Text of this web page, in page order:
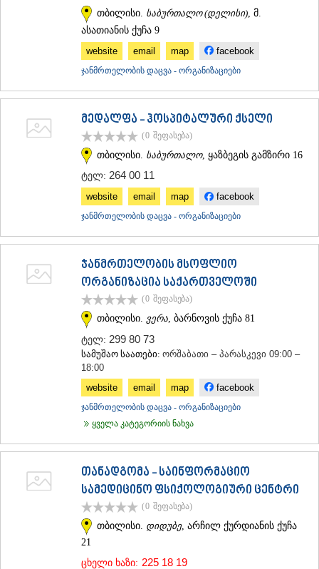
ᲜᲘᲜᲝᲬᲛᲘᲜᲓᲐ
ᲥᲕᲔᲛᲝ ᲥᲐᲠᲗᲚᲘ
ᲑᲝᲚᲜᲘᲡᲘ
ᲓᲛᲐᲜᲘᲡᲘ
ᲗᲔᲗᲠᲘᲬᲧᲐᲠᲝ
ᲥᲐᲠᲔᲚᲘ
ᲡᲐᲥᲐᲠᲗᲕᲔᲚᲝ
თბილისი. საბურთალო (დელისი) , მ.
ასათიანის ქუჩა 9
website
email map facebook
ჯანმრთელობის დაცვა - ორგანიზაციები
მედალფა - ჰოსპიტალური ქსელი
(0 შეფასება)
თბილისი. საბურთალო, ყაზბეგის გამზირი 16
ტელ: 264 00 11
website email map facebook
ჯანმრთელობის დაცვა - ორგანიზაციები
ჯანმრთელობის მსოფლიო
ორგანიზაცია საქართველოში
(0 შეფასება)
თბილისი. ვერა , ბარნოვის ქუჩა 81
ტელ: 299 80 73
სამუშაო საათები: ორშაბათი – პარასკევი 09:00 –
18:00
website
email map facebook
ჯანმრთელობის დაცვა - ორგანიზაციები
ყველა კატეგორიის ნახვა
თანადგომა - საინფორმაციო
სამედიცინო ფსიქოლოგიური ცენტრი
(0 შეფასება)
თბილისი. დიდუბე , არჩილ ქურდიანის ქუჩა
21
ცხელი ხაზი: 225 18 19